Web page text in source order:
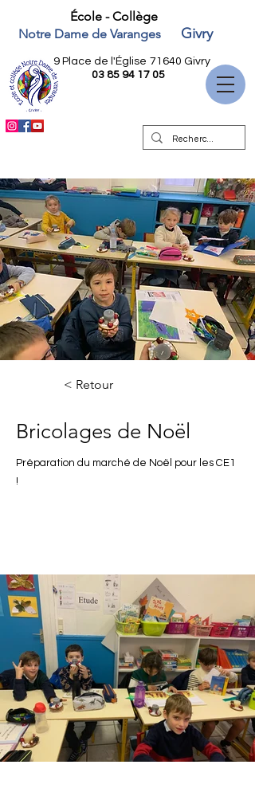
École - Collège
Notre Dame de Varanges
Givry
9 Place de l'Église 71640 Givry
03 85 94 17 05
< Retour
Bricolages de Noël
Préparation du marché de Noël pour les CE1
!